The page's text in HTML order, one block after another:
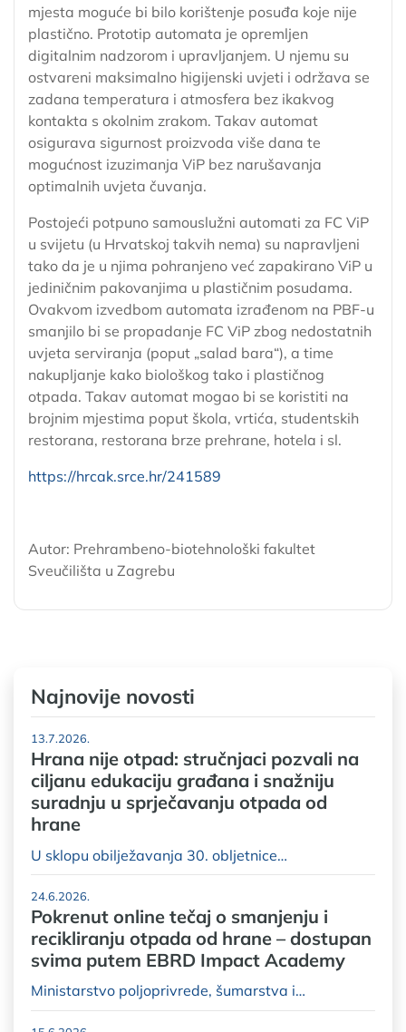
mjesta moguće bi bilo korištenje posuđa koje nije
plastično. Prototip automata je opremljen
digitalnim nadzorom i upravljanjem. U njemu su
ostvareni maksimalno higijenski uvjeti i održava se
zadana temperatura i atmosfera bez ikakvog
kontakta s okolnim zrakom. Takav automat
osigurava sigurnost proizvoda više dana te
mogućnost izuzimanja ViP bez narušavanja
optimalnih uvjeta čuvanja.
Postojeći potpuno samouslužni automati za FC ViP
u svijetu (u Hrvatskoj takvih nema) su napravljeni
tako da je u njima pohranjeno već zapakirano ViP u
jediničnim pakovanjima u plastičnim posudama.
Ovakvom izvedbom automata izrađenom na PBF-u
smanjilo bi se propadanje FC ViP zbog nedostatnih
uvjeta serviranja (poput „salad bara“), a time
nakupljanje kako biološkog tako i plastičnog
otpada. Takav automat mogao bi se koristiti na
brojnim mjestima poput škola, vrtića, studentskih
restorana, restorana brze prehrane, hotela i sl.
https://hrcak.srce.hr/241589
Autor: Prehrambeno-biotehnološki fakultet
Sveučilišta u Zagrebu
Najnovije novosti
13.7.2026.
Hrana nije otpad: stručnjaci pozvali na
ciljanu edukaciju građana i snažniju
suradnju u sprječavanju otpada od
hrane
U sklopu obilježavanja 30. obljetnice…
24.6.2026.
Pokrenut online tečaj o smanjenju i
recikliranju otpada od hrane – dostupan
svima putem EBRD Impact Academy
Ministarstvo poljoprivrede, šumarstva i…